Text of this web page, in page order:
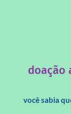
doação
você sabia